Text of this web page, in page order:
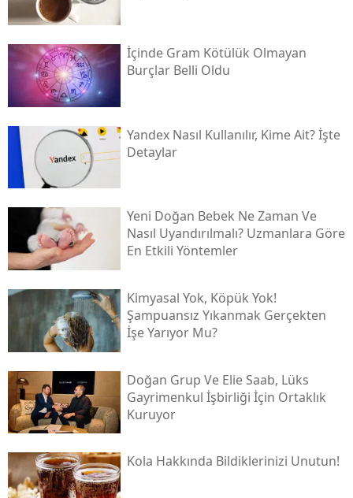
İçinde Gram Kötülük Olmayan
Burçlar Belli Oldu
Yandex Nasıl Kullanılır, Kime Ait? İşte
Detaylar
Yeni Doğan Bebek Ne Zaman Ve
Nasıl Uyandırılmalı? Uzmanlara Göre
En Etkili Yöntemler
Kimyasal Yok, Köpük Yok!
Şampuansız Yıkanmak Gerçekten
İşe Yarıyor Mu?
Doğan Grup Ve Elie Saab, Lüks
Gayrimenkul İşbirliği İçin Ortaklık
Kuruyor
Kola Hakkında Bildiklerinizi Unutun!